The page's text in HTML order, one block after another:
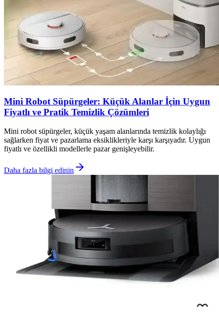
Mini Robot Süpürgeler: Küçük Alanlar İçin Uygun
Fiyatlı ve Pratik Temizlik Çözümleri
Mini robot süpürgeler, küçük yaşam alanlarında temizlik kolaylığı
sağlarken fiyat ve pazarlama eksiklikleriyle karşı karşıyadır. Uygun
fiyatlı ve özellikli modellerle pazar genişleyebilir.
Daha fazla bilgi edinin